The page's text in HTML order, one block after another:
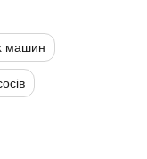
машин